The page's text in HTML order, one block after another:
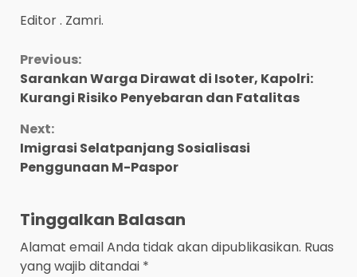
Editor . Zamri.
Continue
Reading
Previous:
Sarankan Warga Dirawat di Isoter, Kapolri:
Kurangi Risiko Penyebaran dan Fatalitas
Next:
Imigrasi Selatpanjang Sosialisasi
Penggunaan M-Paspor
Tinggalkan Balasan
Alamat email Anda tidak akan dipublikasikan. Ruas
yang wajib ditandai *